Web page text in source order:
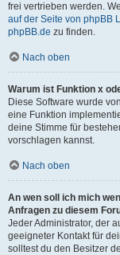
frei vertrieben werden.
auf der Seite von phpBB
phpBB.de zu finden.
Nach oben
Warum ist Funktion x
Diese Software wurde
eine Funktion
deine Stimme für
vorschlagen kannst.
Nach oben
An wen soll ich mich
Anfragen zu diesem
Jeder Administrator, der
geeigneter Kontakt für
solltest du den Besitzer